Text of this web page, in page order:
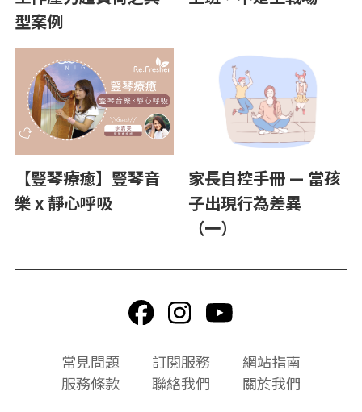
型案例
【豎琴療癒】豎琴音
樂 x 靜心呼吸
家長自控手冊 — 當孩
子出現行為差異
（一）
常見問題 訂閱服務
網站指南
服務條款
聯絡我們 關於我們